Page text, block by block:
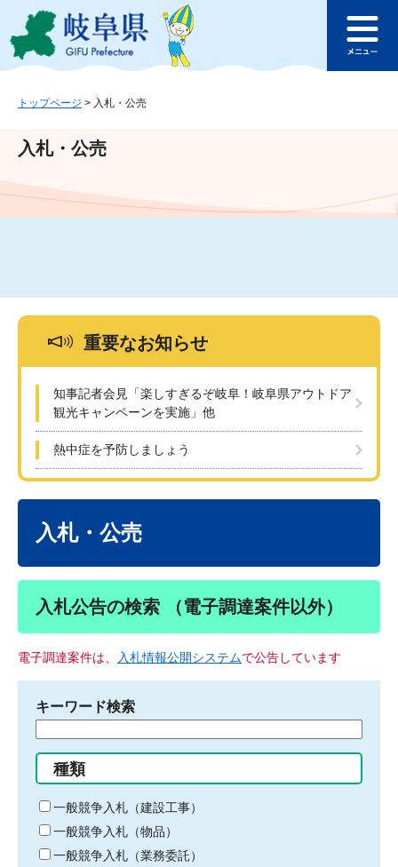
ジ
ュ
文
このページの本文へ
ュ
トップページ > 入札・公売
入札・公売
重要なお知らせ
知事記者会見「楽しすぎるぞ岐阜！岐阜県アウトドア
観光キャンペーンを実施」他
熱中症を予防しましょう
入札・公売
入札公告の検索 （電子調達案件以外）
電子調達案件は、 入札情報公開システムで公告しています
キーワード検索
る
キ
ー
ワ
ー
種類
一般競争入札（建設工事）
一般競争入札（物品）
一般競争入札（業務委託）